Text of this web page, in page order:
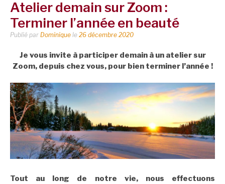
Atelier demain sur Zoom :
Terminer l’année en beauté
Publié par Dominique le 26 décembre 2020
Je vous invite à participer demain à un atelier sur
Zoom, depuis chez vous, pour bien terminer l’année !
Tout au long de notre vie, nous effectuons